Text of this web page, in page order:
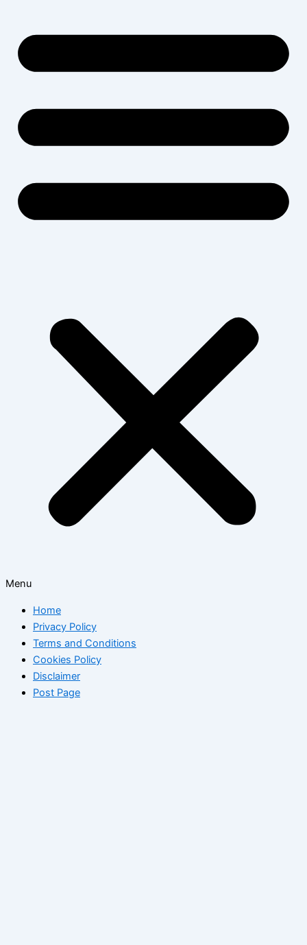
Menu
Home
Privacy Policy
Terms and Conditions
Cookies Policy
Disclaimer
Post Page